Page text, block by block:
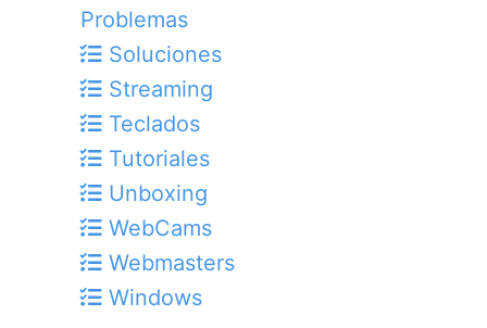
Problemas
Soluciones
Streaming
Teclados
Tutoriales
Unboxing
WebCams
Webmasters
Windows